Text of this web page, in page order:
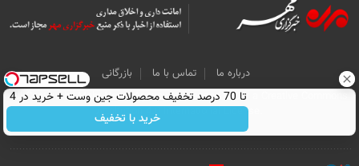
درباره ما تماس با ما
بازرگانی
All Content by Mehr News Agency is licensed under a Creative Commons
Attribution 4.0 International License.
تا 70 درصد تخفیف محصولات جین وست + خرید در 4
قسط
خرید با تخفیف